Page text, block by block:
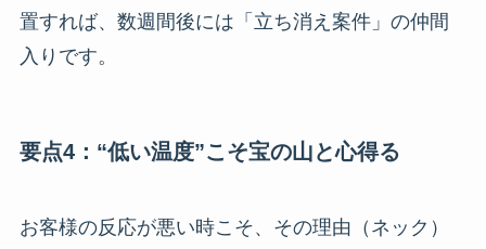
置すれば、数週間後には「立ち消え案件」の仲間
入りです。
要点4：“低い温度”こそ宝の山と心得る
お客様の反応が悪い時こそ、その理由（ネック）